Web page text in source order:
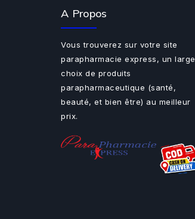
A Propos
Vous trouverez sur votre site
parapharmacie express, un large
choix de produits
parapharmaceutique (santé,
beauté, et bien être) au meilleur
prix.